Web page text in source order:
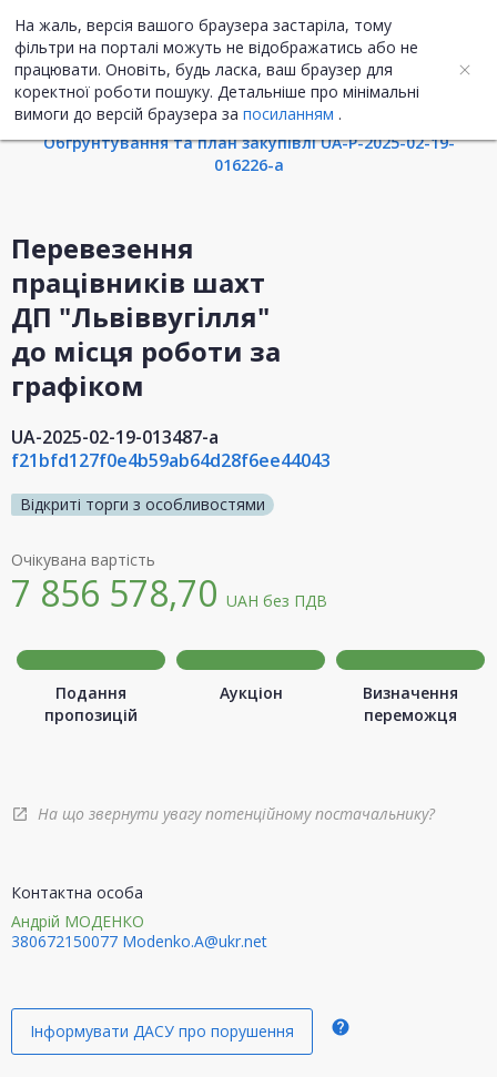
На жаль, версія вашого браузера застаріла, тому
фільтри на порталі можуть не відображатись або не
працювати. Оновіть, будь ласка, ваш браузер для
коректної роботи пошуку. Детальніше про мінімальні
вимоги до версій браузера за посиланням .
UA ENG
Інформація про закупівлю
Обгрунтування та план закупівлі UA-P-2025-02-19-
016226-a
Перевезення
працівників шахт
ДП "Львіввугілля"
до місця роботи за
графіком
UA-2025-02-19-013487-a
f21bfd127f0e4b59ab64d28f6ee44043
Відкриті торги з особливостями
Очікувана вартість
7 856 578,70 UAH без ПДВ
Подання
пропозицій
Аукціон
Визначення
переможця
open_in_new На що звернути увагу потенційному постачальнику?
Контактна особа
Андрій МОДЕНКО
380672150077 Modenko.A@ukr.net
Інформувати ДАСУ про порушення help